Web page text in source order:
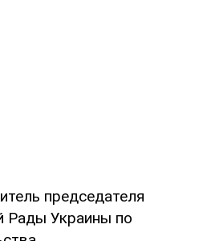
председателя
Рады Украины по